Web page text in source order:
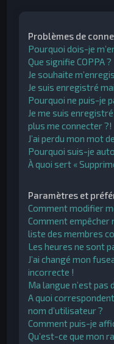
Problèmes de
Pourquoi dois-je
Que signifie COPPA ?
Je souhaite
Je suis enregistré
Pourquoi ne puis-je
Je me suis
plus me connecter ?!
J’ai perdu mon mot
Pourquoi suis-je
À quoi sert «
Paramètres et
Comment modifier
Comment empêcher
liste des membres
Les heures ne sont
J’ai changé mon
incorrecte !
Ma langue n’est pas
A quoi
nom d’utilisateur ?
Comment puis-je
Qu’est-ce que mon